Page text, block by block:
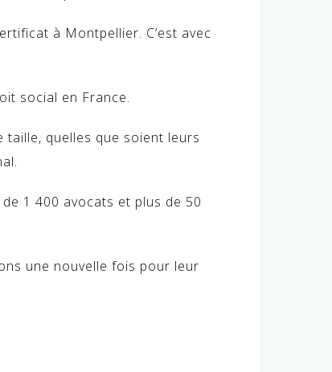
à Montpellier. C’est avec
social en France.
taille, quelles que soient leurs
1 400 avocats et plus de 50
une nouvelle fois pour leur